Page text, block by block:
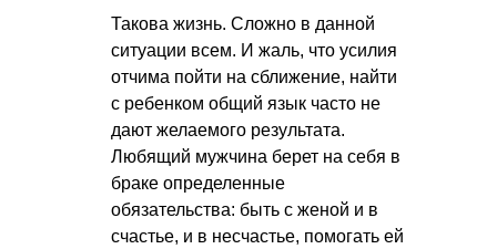
Такова жизнь. Сложно в данной
ситуации всем. И жаль, что усилия
отчима пойти на сближение, найти
с ребенком общий язык часто не
дают желаемого результата.
Любящий мужчина берет на себя в
браке определенные
обязательства: быть с женой и в
счастье, и в несчастье, помогать ей